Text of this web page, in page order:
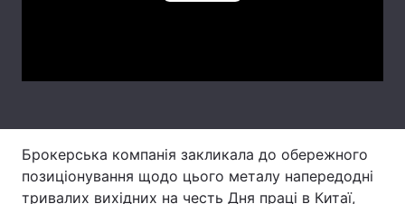
Брокерська компанія закликала до обережного
позиціонування щодо цього металу напередодні
тривалих вихідних на честь Дня праці в Китаї,